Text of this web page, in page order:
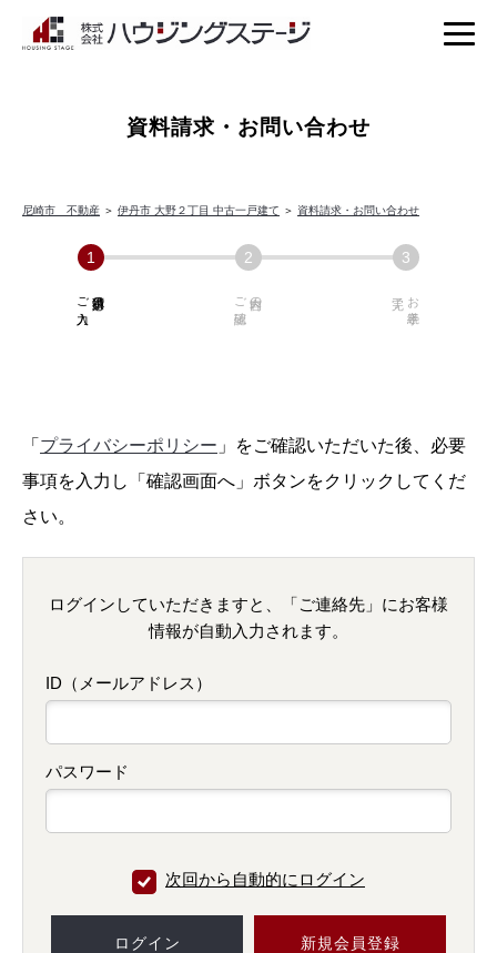
資料請求・お問い合わせ
尼崎市 不動産 ＞ 伊丹市 大野２丁目 中古一戸建て ＞ 資料請求・お問い合わせ
必須項目の
ご入力 内容の
ご確認 お手続き
「 プライバシーポリシー 」をご確認いただいた後、必要
事項を入力し「確認画面へ」ボタンをクリックしてくだ
さい。
ログインしていただきますと、「ご連絡先」にお客様
情報が自動入力されます。
ID（メールアドレス）
パスワード
次回から自動的にログイン
ログイン 新規会員登録